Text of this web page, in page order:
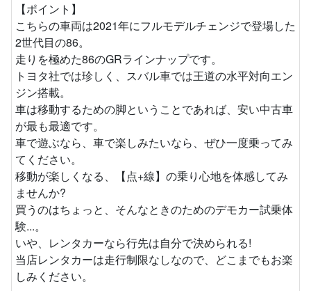
【ポイント】
こちらの車両は2021年にフルモデルチェンジで登場した
2世代目の86。
走りを極めた86のGRラインナップです。
トヨタ社では珍しく、スバル車では王道の水平対向エン
ジン搭載。
車は移動するための脚ということであれば、安い中古車
が最も最適です。
車で遊ぶなら、車で楽しみたいなら、ぜひ一度乗ってみ
てください。
移動が楽しくなる、【点+線】の乗り心地を体感してみ
ませんか?
買うのはちょっと、そんなときのためのデモカー試乗体
験...。
いや、レンタカーなら行先は自分で決められる!
当店レンタカーは走行制限なしなので、どこまでもお楽
しみください。